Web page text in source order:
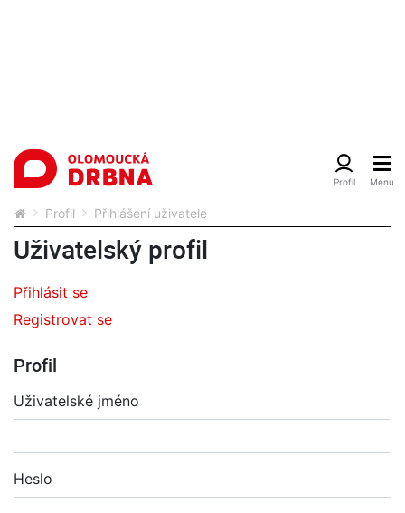
Profil Přihlášení uživatele
Uživatelský profil
Přihlásit se
Registrovat se
Profil
Uživatelské jméno
Heslo